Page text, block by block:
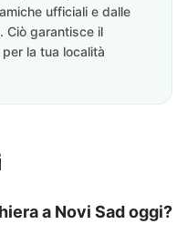
ufficiali e dalle
Ciò garantisce il
la tua località
a Novi Sad oggi?